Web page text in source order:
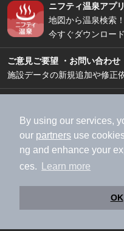
By using our services,
our partners use
ng and enhance your
ces.
Learn more
OK
ニフティ温泉アプリ
地図から温泉検索
今すぐダウンロード
ご意見ご要望 ・お問い合わせ
施設データの新規追加や修正
加盟店募集（資料
利用規約
ライフ
特定商取引法に基づ
運営会社